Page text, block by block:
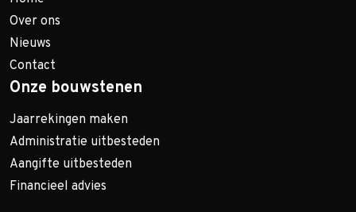
Over ons
Nieuws
Contact
Onze bouwstenen
Jaarrekingen maken
Administratie uitbesteden
Aangifte uitbesteden
Financieel advies